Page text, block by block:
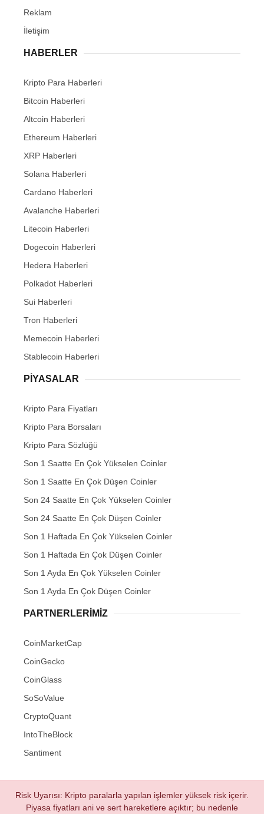
Reklam
İletişim
HABERLER
Kripto Para Haberleri
Bitcoin Haberleri
Altcoin Haberleri
Ethereum Haberleri
XRP Haberleri
Solana Haberleri
Cardano Haberleri
Avalanche Haberleri
Litecoin Haberleri
Dogecoin Haberleri
Hedera Haberleri
Polkadot Haberleri
Sui Haberleri
Tron Haberleri
Memecoin Haberleri
Stablecoin Haberleri
PIYASALAR
Kripto Para Fiyatları
Kripto Para Borsaları
Kripto Para Sözlüğü
Son 1 Saatte En Çok Yükselen Coinler
Son 1 Saatte En Çok Düşen Coinler
Son 24 Saatte En Çok Yükselen Coinler
Son 24 Saatte En Çok Düşen Coinler
Son 1 Haftada En Çok Yükselen Coinler
Son 1 Haftada En Çok Düşen Coinler
Son 1 Ayda En Çok Yükselen Coinler
Son 1 Ayda En Çok Düşen Coinler
PARTNERLERIMIZ
CoinMarketCap
CoinGecko
CoinGlass
SoSoValue
CryptoQuant
IntoTheBlock
Santiment
Risk Uyarısı: Kripto paralarla yapılan işlemler yüksek risk içerir.
Piyasa fiyatları ani ve sert hareketlere açıktır; bu nedenle